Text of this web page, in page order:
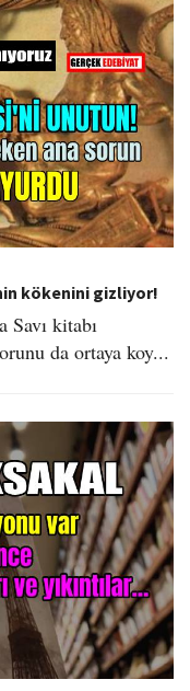
kökenini gizliyor!
kitabı
da ortaya koy...